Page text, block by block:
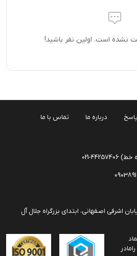
نشده است. اولین نفر باشید!
درباره ما تماس با ما
اشرفی اصفهانی، ابتدای بزرگراه جلال آل